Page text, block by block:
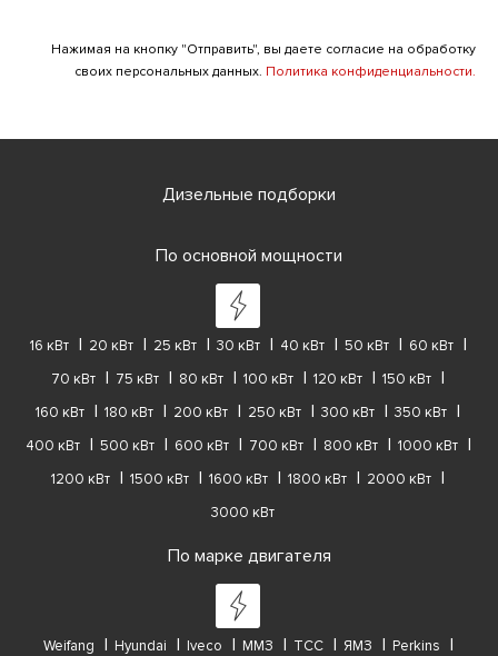
Нажимая на кнопку "Отправить", вы даете согласие на обработку
своих персональных данных. Политика конфиденциальности.
Дизельные подборки
По основной мощности
16 кВт 20 кВт 25 кВт 30 кВт 40 кВт 50 кВт
60 кВт
70 кВт
75 кВт 80 кВт 100 кВт 120 кВт
150 кВт
160 кВт
180 кВт 200 кВт 250 кВт 300 кВт
350 кВт
400 кВт
500 кВт 600 кВт 700 кВт 800 кВт
1000 кВт
1200 кВт
1500 кВт 1600 кВт 1800 кВт
2000 кВт
3000 кВт
По марке двигателя
Weifang Hyundai Iveco ММЗ ТСС ЯМЗ
Perkins